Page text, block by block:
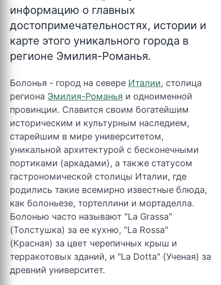
информацию о главных
достопримечательностях, истории и
карте этого уникального города в
регионе Эмилия-Романья.
Болонья - город на севере Италии, столица
региона Эмилия-Романья и одноименной
провинции. Славится своим богатейшим
историческим и культурным наследием,
старейшим в мире университетом,
уникальной архитектурой с бесконечными
портиками (аркадами), а также статусом
гастрономической столицы Италии, где
родились такие всемирно известные блюда,
как болоньезе, тортеллини и мортаделла.
Болонью часто называют "La Grassa"
(Толстушка) за ее кухню, "La Rossa"
(Красная) за цвет черепичных крыш и
терракотовых зданий, и "La Dotta" (Ученая) за
древний университет.